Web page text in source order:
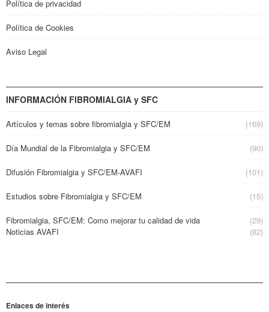
Política de privacidad
Política de Cookies
Aviso Legal
INFORMACIÓN FIBROMIALGIA y SFC
Artículos y temas sobre fibromialgia y SFC/EM (169)
Día Mundial de la Fibromialgia y SFC/EM (90)
Difusión Fibromialgia y SFC/EM-AVAFI (101)
Estudios sobre Fibromialgia y SFC/EM (15)
Fibromialgia, SFC/EM: Como mejorar tu calidad de vida
(29)
Noticias AVAFI
(82)
Enlaces de interés